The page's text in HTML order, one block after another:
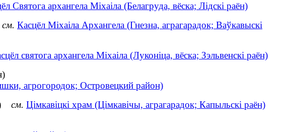
Святога архангела Міхаіла (Белагруда, вёска; Лідскі раён)
см. Касцёл Міхаіла Архангела (Гнезна, аграгарадок; Ваўкавыскі
святога архангела Міхаіла (Луконіца, вёска; Зэльвенскі раён)
агрогородок; Островецкий район)
см. Цімкавіцкі храм (Цімкавічы, аграгарадок; Капыльскі раён)